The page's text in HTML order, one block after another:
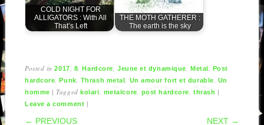
COLD NIGHT FOR
ALLIGATORS : With All
That’s Left
THE MOTH GATHERER :
The earth is the sky
Posted in2017, 8,Hardcore, Jeune et dynamique, Metal, Post
hardcore,Punk, Thrash metal, Un amour fort et durable, Un
homme |Taggedkolari, metalcore, post hardcore, thrash |
Leave a comment |
POST NAVIGATION
← PREVIOUS NEXT →